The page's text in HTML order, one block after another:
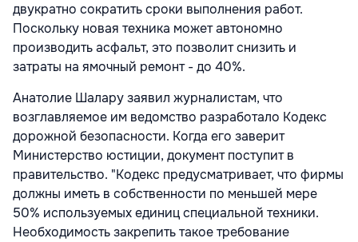
двукратно сократить сроки выполнения работ.
Поскольку новая техника может автономно
производить асфальт, это позволит снизить и
затраты на ямочный ремонт - до 40%.
Анатолие Шалару заявил журналистам, что
возглавляемое им ведомство разработало Кодекс
дорожной безопасности. Когда его заверит
Министерство юстиции, документ поступит в
правительство. "Кодекс предусматривает, что фирмы
должны иметь в собственности по меньшей мере
50% используемых единиц специальной техники.
Необходимость закрепить такое требование